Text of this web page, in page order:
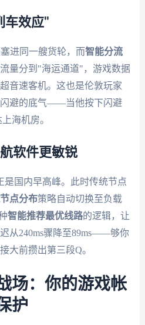
车效应"
进同一艘货轮，而智能分流
量分到"海运通道"，游戏数据
音速客机。这也是伦敦玩家
闪避的底气——当他按下闪避
海机房。
软件更敏锐
是国内早高峰。此时传统节点
点分布策略自动切换至负载
智能推荐最优线路的逻辑，让
从240ms骤降至89ms——够你
大前攒出第三段Q。
场：你的游戏帐
护